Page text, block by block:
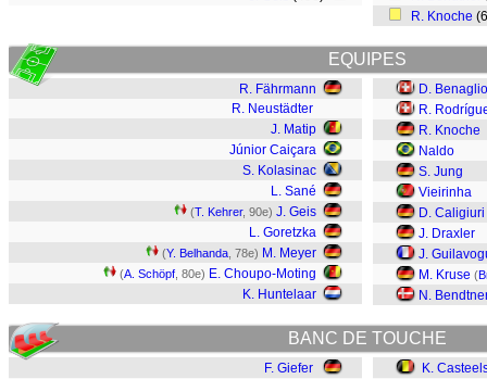
R. Knoche
EQUIPES
R. Fährmann
R. Neustädter
J. Matip
Júnior Caiçara
S. Kolasinac
L. Sané
(T. Kehrer, 90e) J. Geis
L. Goretzka
(Y. Belhanda , 78e) M. Meyer
(A. Schöpf , 80e) E. Choupo-Moting
K. Huntelaar
D. Benaglio
R.
R. Knoche
Naldo
S. Jung
Vieirinha
D. Caligiuri
J. Draxler
J.
M. Kruse (
N.
BANC DE TOUCHE
F. Giefer
K.